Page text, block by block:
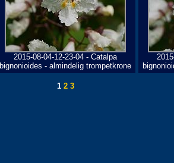
2015-08-04-12-23-04 - Catalpa
bignonioides - almindelig trompetkrone
123